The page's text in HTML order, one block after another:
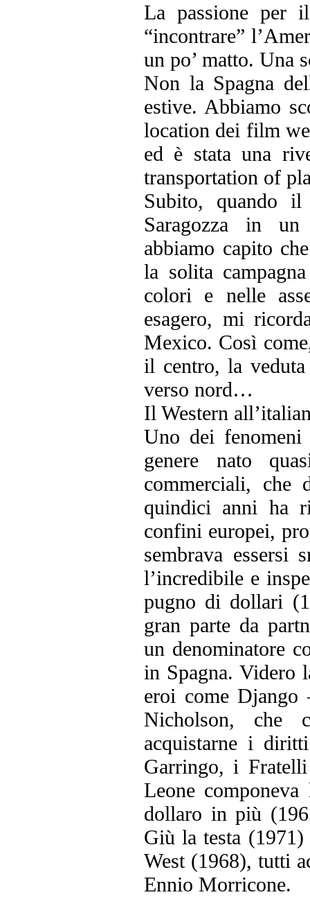
La passione per
“incontrare”
un po’ matto. Una
Non la Spagna
estive. Abbiamo
location dei film
ed è stata una
transportation of
Subito, quando
Saragozza in
abbiamo capito
la solita
colori e nelle
esagero, mi
Mexico. Così
il centro, la
verso nord…
Il Western
Uno dei
genere nato
commerciali, che
quindici anni ha
confini europei,
sembrava
l’incredibile e
pugno di dollari
gran parte da
un denominatore
in Spagna. Videro
eroi come Django
Nicholson, che
acquistarne i
Garringo, i
Leone
dollaro in più
Giù la testa
West (1968), tutti
Ennio Morricone.